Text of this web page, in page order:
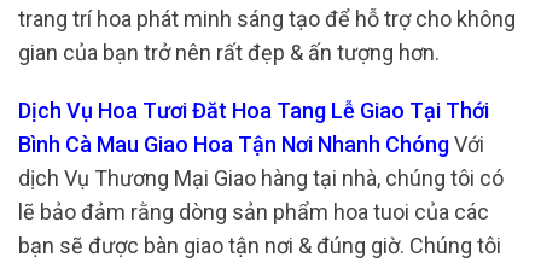
trang trí hoa phát minh sáng tạo để hỗ trợ cho không
gian của bạn trở nên rất đẹp & ấn tượng hơn.
Dịch Vụ Hoa Tươi Đăt Hoa Tang Lễ Giao Tại Thới
Bình Cà Mau Giao Hoa Tận Nơi Nhanh ChóngVới
dịch Vụ Thương Mại Giao hàng tại nhà, chúng tôi có
lẽ bảo đảm rằng dòng sản phẩm hoa tuoi của các
bạn sẽ được bàn giao tận nơi & đúng giờ. Chúng tôi